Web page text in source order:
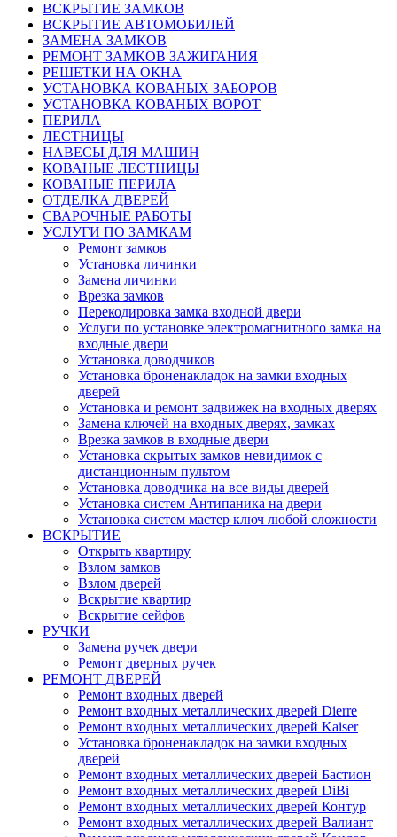
ВСКРЫТИЕ ЗАМКОВ
ВСКРЫТИЕ АВТОМОБИЛЕЙ
ЗАМЕНА ЗАМКОВ
РЕМОНТ ЗАМКОВ ЗАЖИГАНИЯ
РЕШЕТКИ НА ОКНА
УСТАНОВКА КОВАНЫХ ЗАБОРОВ
УСТАНОВКА КОВАНЫХ ВОРОТ
ПЕРИЛА
ЛЕСТНИЦЫ
НАВЕСЫ ДЛЯ МАШИН
КОВАНЫЕ ЛЕСТНИЦЫ
КОВАНЫЕ ПЕРИЛА
ОТДЕЛКА ДВЕРЕЙ
СВАРОЧНЫЕ РАБОТЫ
УСЛУГИ ПО ЗАМКАМ
Ремонт замков
Установка личинки
Замена личинки
Врезка замков
Перекодировка замка входной двери
Услуги по установке электромагнитного замка на
входные двери
Установка доводчиков
Установка броненакладок на замки входных
дверей
Установка и ремонт задвижек на входных дверях
Замена ключей на входных дверях, замках
Врезка замков в входные двери
Установка скрытых замков невидимок с
дистанционным пультом
Установка доводчика на все виды дверей
Установка систем Антипаника на двери
Установка систем мастер ключ любой сложности
ВСКРЫТИЕ
Открыть квартиру
Взлом замков
Взлом дверей
Вскрытие квартир
Вскрытие сейфов
РУЧКИ
Замена ручек двери
Ремонт дверных ручек
РЕМОНТ ДВЕРЕЙ
Ремонт входных дверей
Ремонт входных металлических дверей Dierre
Ремонт входных металлических дверей Kaiser
Установка броненакладок на замки входных
дверей
Ремонт входных металлических дверей Бастион
Ремонт входных металлических дверей DiBi
Ремонт входных металлических дверей Контур
Ремонт входных металлических дверей Валиант